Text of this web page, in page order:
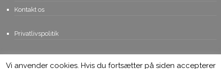
Kontakt os
Privatlivspolitik
© Copyright 2015, Viviro.com ApS- Alle rettigheder forbeholdes. Vi
Vi anvender cookies. Hvis du fortsætter på siden accepterer